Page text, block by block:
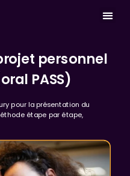
personnel
PASS)
pour la présentation du
étape par étape,